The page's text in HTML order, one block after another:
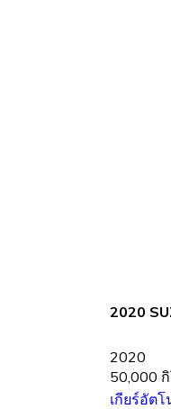
2020
2020
50,000
เกียร์อัต